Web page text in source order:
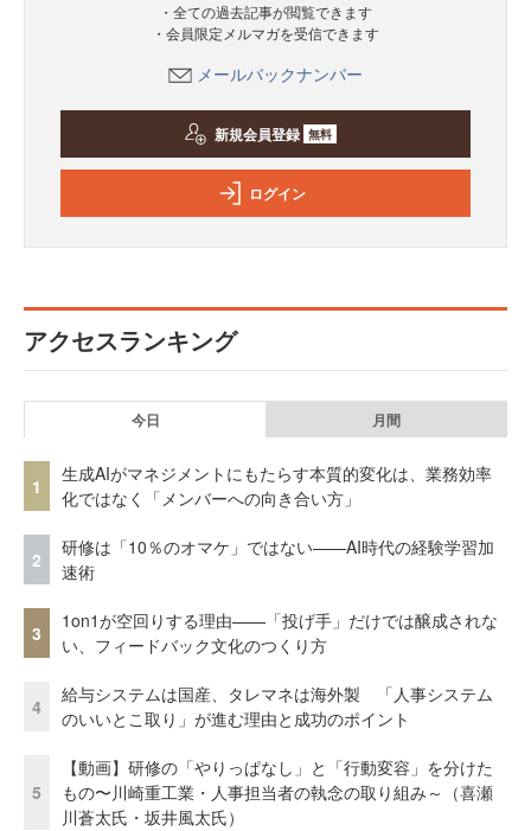
・全ての過去記事が閲覧できます
・会員限定メルマガを受信できます
メールバックナンバー
新規会員登録 無料
ログイン
アクセスランキング
今日 月間
1
生成AIがマネジメントにもたらす本質的変化は、業務効率
化ではなく「メンバーへの向き合い方」
2
研修は「10％のオマケ」ではない——AI時代の経験学習加
速術
3
1on1が空回りする理由——「投げ手」だけでは醸成されな
い、フィードバック文化のつくり方
4
給与システムは国産、タレマネは海外製 「人事システム
のいいとこ取り」が進む理由と成功のポイント
5
【動画】研修の「やりっぱなし」と「行動変容」を分けた
もの〜川崎重工業・人事担当者の執念の取り組み～（喜瀬
川蒼太氏・坂井風太氏）